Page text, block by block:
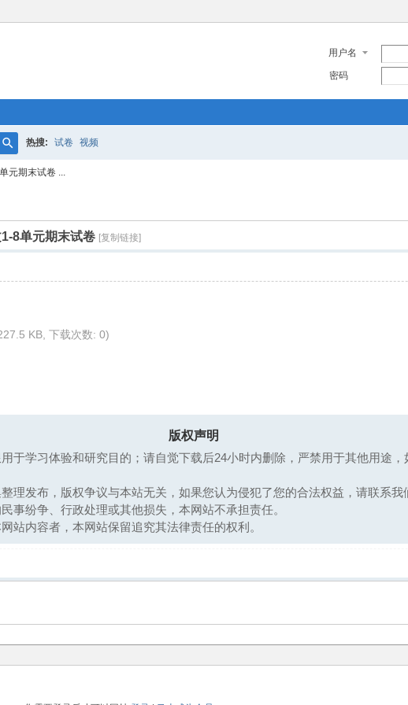
用户名
密码
搜
热搜: 试卷 视频
元期末试卷 ...
8单元期末试卷 [复制链接]
KB, 下载次数: 0)
版权声明
于学习体验和研究目的；请自觉下载后24小时内删除，严禁用于其他用途
理发布，版权争议与本站无关，如果您认为侵犯了您的合法权益，请联系我
事纷争、行政处理或其他损失，本网站不承担责任。
站内容者，本网站保留追究其法律责任的权利。